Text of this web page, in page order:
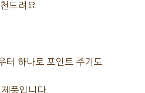
드려요
터 하나로 포인트 주기도
제품입니다